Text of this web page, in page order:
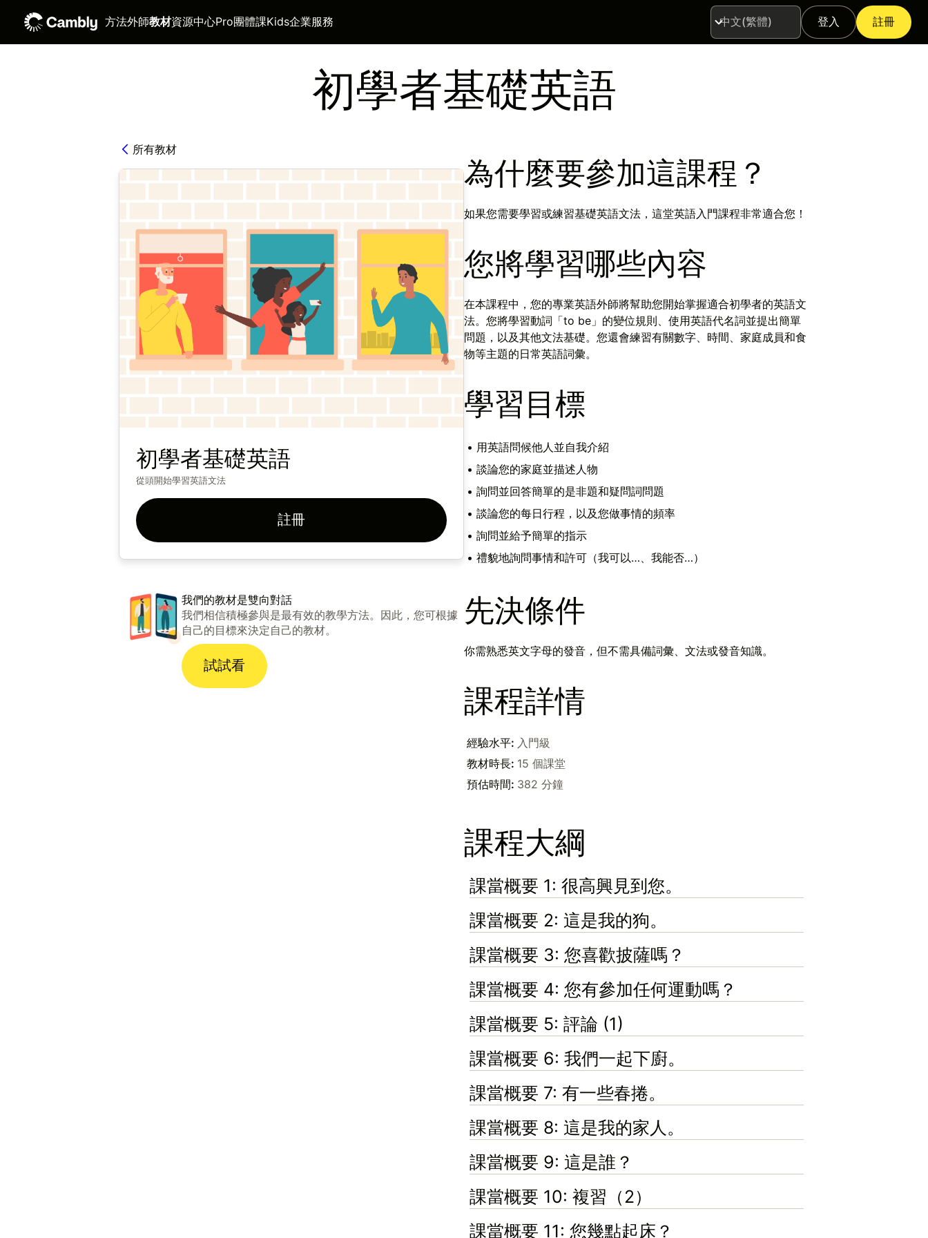
方法外師教材資源中心Pro團體課Kids企業服務
語
言
登入 註冊
初學者基礎英語
所有教材
初學者基礎英語
從頭開始學習英語文法
註冊
我們的教材是雙向對話
我們相信積極參與是最有效的教學方法。因此，您可根據
自己的目標來決定自己的教材。
試試看
為什麼要參加這課程？
如果您需要學習或練習基礎英語文法，這堂英語入門課程非常適合您！
您將學習哪些內容
在本課程中，您的專業英語外師將幫助您開始掌握適合初學者的英語文
法。您將學習動詞「to be」的變位規則、使用英語代名詞並提出簡單
問題，以及其他文法基礎。您還會練習有關數字、時間、家庭成員和食
物等主題的日常英語詞彙。
學習目標
• 用英語問候他人並自我介紹
• 談論您的家庭並描述人物
• 詢問並回答簡單的是非題和疑問詞問題
• 談論您的每日行程，以及您做事情的頻率
• 詢問並給予簡單的指示
• 禮貌地詢問事情和許可（我可以…、我能否…）
先決條件
你需熟悉英文字母的發音，但不需具備詞彙、文法或發音知識。
課程詳情
經驗水平: 入門級
教材時長: 15 個課堂
預估時間: 382 分鐘
課程大綱
課當概要 1: 很高興見到您。
課當概要 2: 這是我的狗。
課當概要 3: 您喜歡披薩嗎？
課當概要 4: 您有參加任何運動嗎？
課當概要 5: 評論 (1)
課當概要 6: 我們一起下廚。
課當概要 7: 有一些春捲。
課當概要 8: 這是我的家人。
課當概要 9: 這是誰？
課當概要 10: 複習（2）
課當概要 11: 您幾點起床？